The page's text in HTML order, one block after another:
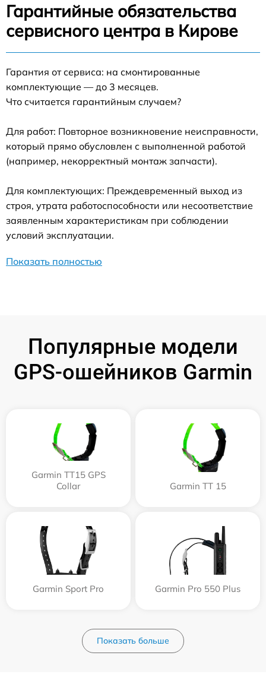
Гарантийные обязательства
сервисного центра в Кирове
Гарантия от сервиса: на смонтированные
комплектующие — до 3 месяцев.
Что считается гарантийным случаем?
Для работ: Повторное возникновение неисправности,
который прямо обусловлен с выполненной работой
(например, некорректный монтаж запчасти).
Для комплектующих: Преждевременный выход из
строя, утрата работоспособности или несоответствие
заявленным характеристикам при соблюдении
условий эксплуатации.
Показать полностью
Популярные модели
GPS-ошейников Garmin
Garmin TT15 GPS
Collar
Garmin TT 15
Garmin Sport Pro Garmin Pro 550 Plus
Показать больше